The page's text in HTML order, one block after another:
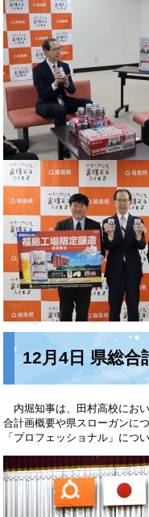
12月4日 県総合
内堀知事は、田村高校にお
合計画概要や県スローガンに
「プロフェッショナル」につ